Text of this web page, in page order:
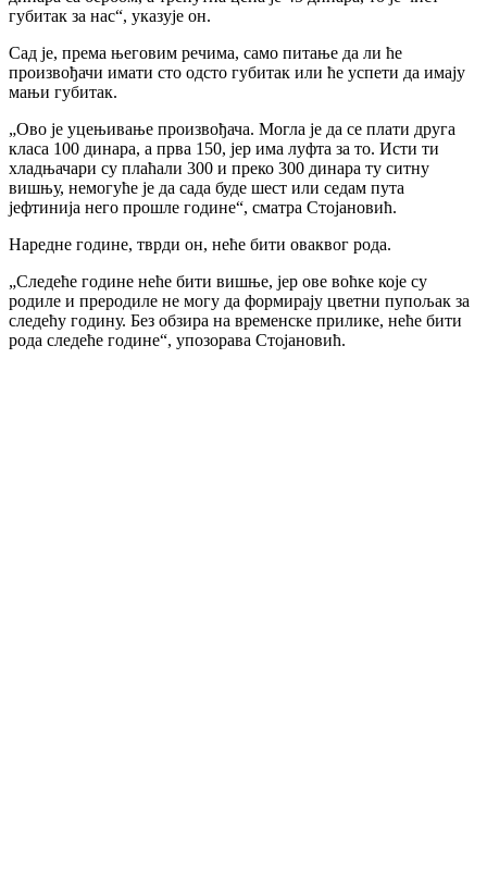
губитак за нас“, указује он.
Сад је, према његовим речима, само питање да ли ће
произвођачи имати сто одсто губитак или ће успети да имају
мањи губитак.
„Ово је уцењивање произвођача. Могла је да се плати друга
класа 100 динара, а прва 150, јер има луфта за то. Исти ти
хладњачари су плаћали 300 и преко 300 динара ту ситну
вишњу, немогуће је да сада буде шест или седам пута
јефтинија него прошле године“, сматра Стојановић.
Наредне године, тврди он, неће бити оваквог рода.
„Следеће године неће бити вишње, јер ове воћке које су
родиле и преродиле не могу да формирају цветни пупољак за
следећу годину. Без обзира на временске прилике, неће бити
рода следеће године“, упозорава Стојановић.